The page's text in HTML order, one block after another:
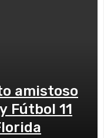
amistoso
Fútbol 11